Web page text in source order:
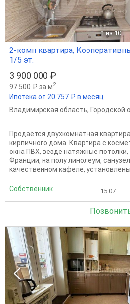
1 из 10
2-комн квартира,
1/5 эт.
3 900 000 ₽
97 500 ₽ за м2
Ипотека от 20 757 ₽ в месяц
Владимирская область, Городской
Продаётся двухкомнатная
кирпичного дома. Квартира с
окна ПВХ, везде натяжные потолки,
Франции, на полу линолеум,
качественном кафеле, установлены
Собственник 15.07